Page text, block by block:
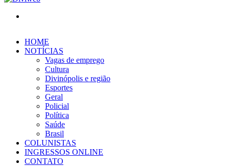
HOME
NOTÍCIAS
Vagas de emprego
Cultura
Divinópolis e região
Esportes
Geral
Policial
Política
Saúde
Brasil
COLUNISTAS
INGRESSOS ONLINE
CONTATO